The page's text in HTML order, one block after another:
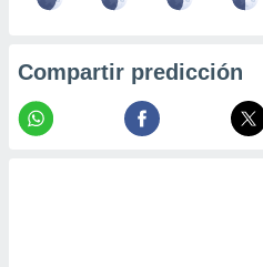
Compartir predicción